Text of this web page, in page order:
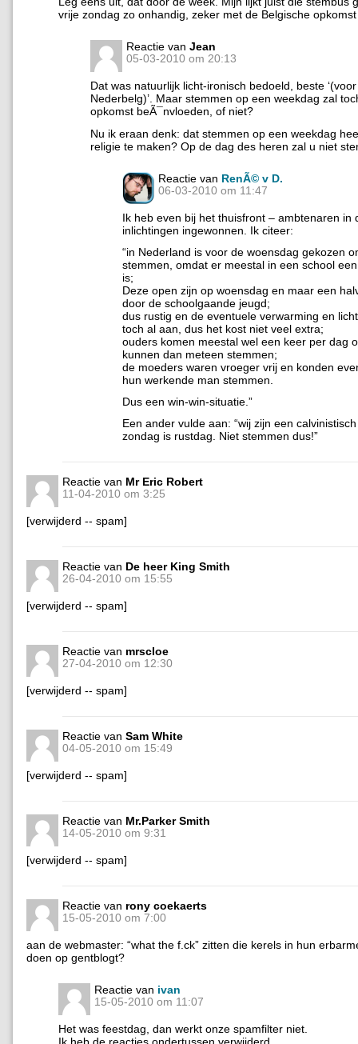
vrije zondag zo onhandig, zeker met de Belgische
Reactie van Jean
05-03-2010 om 20:13
Dat was natuurlijk licht-ironisch bedoeld, beste
Nederbelg)’. Maar stemmen op een weekdag zal
opkomst beÃ¯nvloeden, of niet?
Nu ik eraan denk: dat stemmen op een weekdag
religie te maken? Op de dag des heren zal u niet
Reactie van RenÃ© v D.
06-03-2010 om 11:47
Ik heb even bij het thuisfront – ambtenaren in
inlichtingen ingewonnen. Ik citeer:
“in Nederland is voor de woensdag gekozen
stemmen, omdat er meestal in een school
is;
Deze open zijn op woensdag en maar een
door de schoolgaande jeugd;
dus rustig en de eventuele verwarming en
toch al aan, dus het kost niet veel extra;
ouders komen meestal wel een keer per dag
kunnen dan meteen stemmen;
de moeders waren vroeger vrij en konden
hun werkende man stemmen.
Dus een win-win-situatie.”
Een ander vulde aan: “wij zijn een
zondag is rustdag. Niet stemmen dus!”
Reactie van Mr Eric Robert
11-04-2010 om 3:25
[verwijderd -- spam]
Reactie van De heer King Smith
26-04-2010 om 15:55
[verwijderd -- spam]
Reactie van mrscloe
27-04-2010 om 12:30
[verwijderd -- spam]
Reactie van Sam White
04-05-2010 om 15:49
[verwijderd -- spam]
Reactie van Mr.Parker Smith
14-05-2010 om 9:31
[verwijderd -- spam]
Reactie van rony coekaerts
15-05-2010 om 7:00
aan de webmaster: “what the f.ck” zitten die kerels in hun
doen op gentblogt?
Reactie van ivan
15-05-2010 om 11:07
Het was feestdag, dan werkt onze spamfilter niet.